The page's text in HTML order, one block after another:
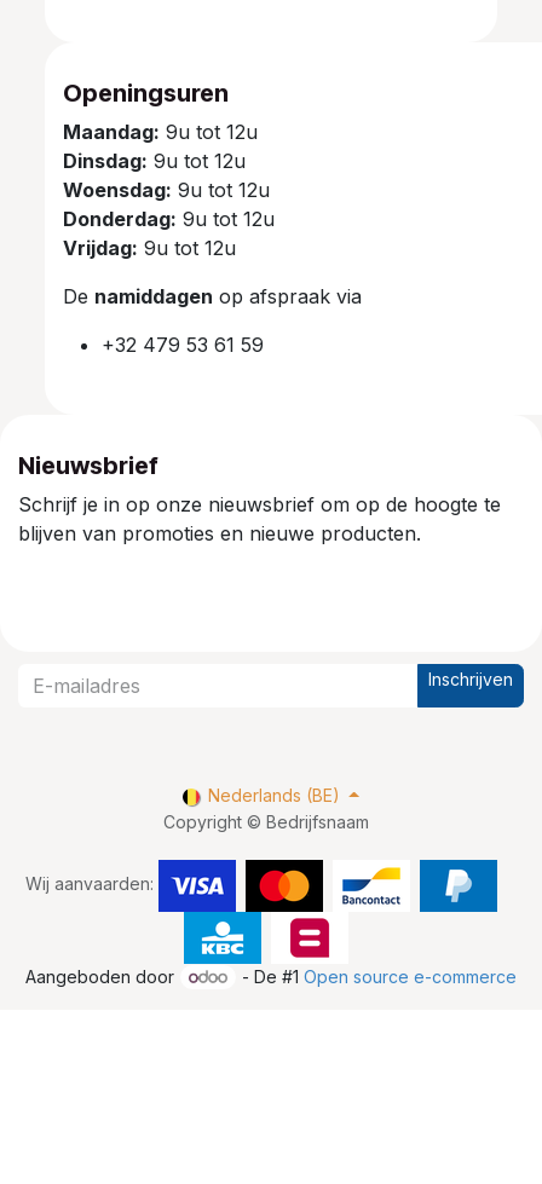
Openingsuren
Maandag: 9u tot 12u
Dinsdag: 9u tot 12u
Woensdag: 9u tot 12u
Donderdag: 9u tot 12u
Vrijdag: 9u tot 12u
De namiddagen op afspraak via
+32 479 53 61 59
Nieuwsbrief
Schrijf je in op onze nieuwsbrief om op de hoogte te
blijven van promoties en nieuwe producten.
Inschrijven
Copyright © Bedrijfsnaam
Wij aanvaarden:
Nederlands (BE)
Aangeboden door - De #1Open source e-commerce